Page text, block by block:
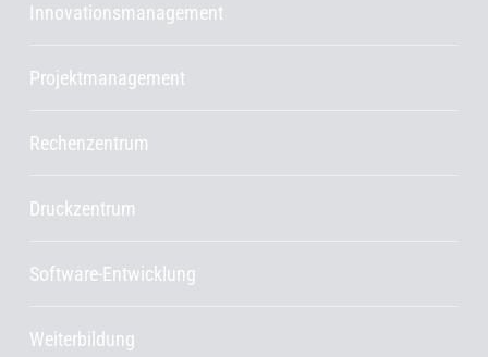
Innovationsmanagement
Projektmanagement
Rechenzentrum
Druckzentrum
Software-Entwicklung
Weiterbildung